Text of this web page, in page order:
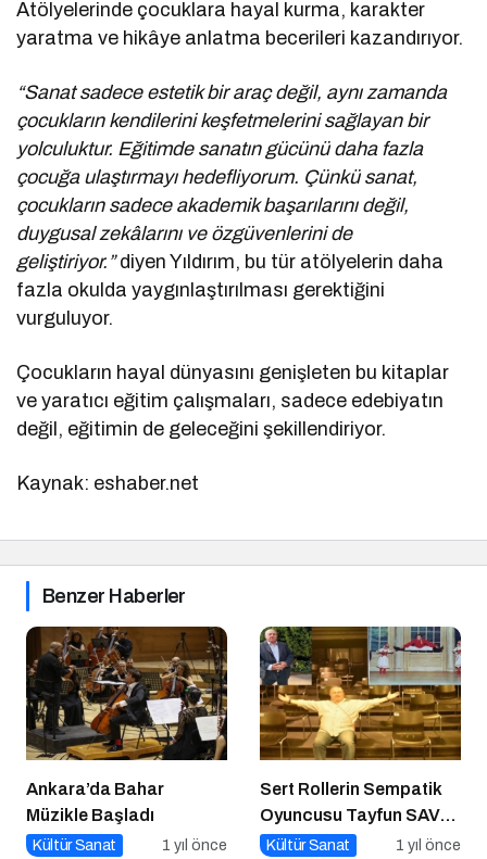
Atölyelerinde çocuklara hayal kurma, karakter
yaratma ve hikâye anlatma becerileri kazandırıyor.
“Sanat sadece estetik bir araç değil, aynı zamanda
çocukların kendilerini keşfetmelerini sağlayan bir
yolculuktur. Eğitimde sanatın gücünü daha fazla
çocuğa ulaştırmayı hedefliyorum. Çünkü sanat,
çocukların sadece akademik başarılarını değil,
duygusal zekâlarını ve özgüvenlerini de
geliştiriyor.”diyen Yıldırım, bu tür atölyelerin daha
fazla okulda yaygınlaştırılması gerektiğini
vurguluyor.
Çocukların hayal dünyasını genişleten bu kitaplar
ve yaratıcı eğitim çalışmaları, sadece edebiyatın
değil, eğitimin de geleceğini şekillendiriyor.
Kaynak: eshaber.net
Benzer Haberler
Ankara’da Bahar
Müzikle Başladı
Kültür Sanat 1 yıl önce
Sert Rollerin Sempatik
Oyuncusu Tayfun SAV
ile Söyleşi
Kültür Sanat 1 yıl önce